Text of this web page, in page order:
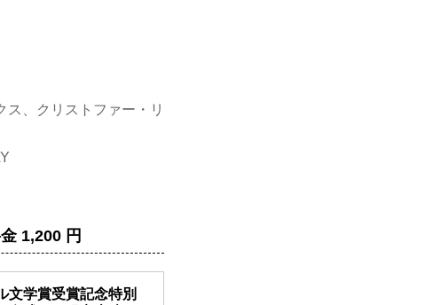
、クリストファー・リ
1,200 円
文学賞受賞記念特別